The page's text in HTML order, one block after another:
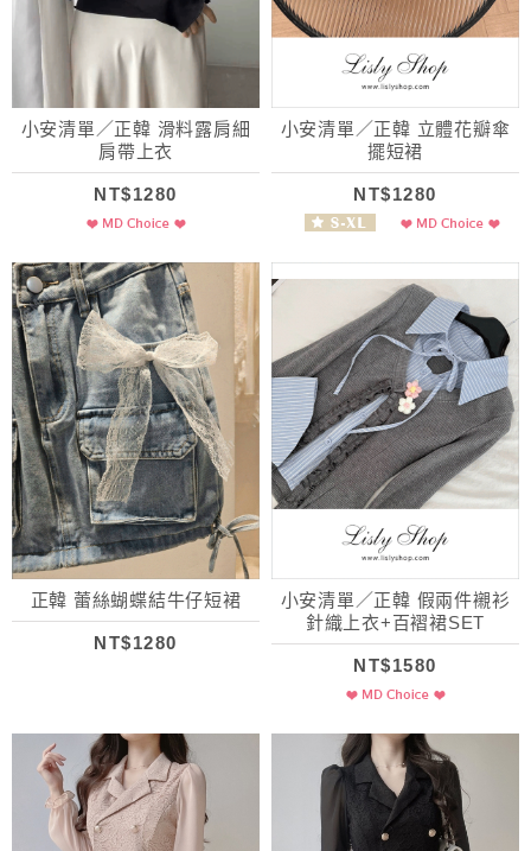
小安清單／正韓 滑料露肩細
肩帶上衣
NT$1280
小安清單／正韓 立體花瓣傘
擺短裙
NT$1280
正韓 蕾絲蝴蝶結牛仔短裙
NT$1280
小安清單／正韓 假兩件襯衫
針織上衣+百褶裙SET
NT$1580